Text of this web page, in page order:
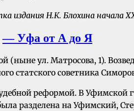
издания Н.К. Блохина начала
— Уфа от А до Я
(ныне ул. Матросова, 1).
статского советника
реформой. В Уфимской
разделена на Уфимский,